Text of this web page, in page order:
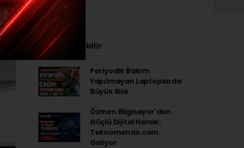
- 12:40
İlginizi Çekebilir
Periyodik Bakım
Yapılmayan Laptoplarda
Büyük Risk
Özmen Bilgisayar'dan
Güçlü Dijital Hamle:
Teknomendo.com
Geliyor